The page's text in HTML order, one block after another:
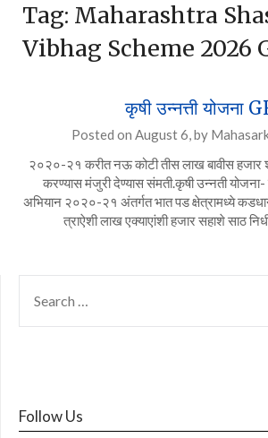
Tag: Maharashtra
Vibhag Scheme 2026
कृषी उन्नत्ती योजना
Posted on August 6,by
२०२०-२१ करीत नऊ कोटी तीस लाख बावीस हजार
करण्यास मंजुरी देण्यास संमती.कृषी उन्नती योजना-
अभियान २०२०-२१ अंतर्गत भात पड क्षेत्रामध्ये
त्राऐशी लाख एक्याएांशी हजार सहाशे साठ
FOR:
Follow Us